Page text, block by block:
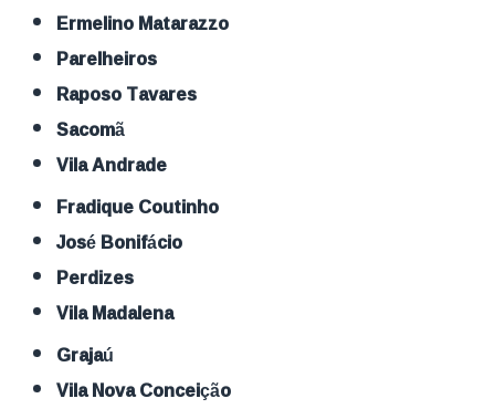
Ermelino Matarazzo
Parelheiros
Raposo Tavares
Sacomã
Vila Andrade
Fradique Coutinho
José Bonifácio
Perdizes
Vila Madalena
Grajaú
Vila Nova Conceição